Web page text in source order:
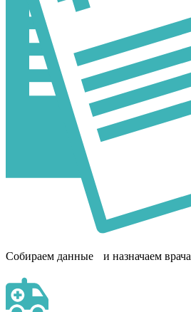
Собираем данные и назначаем врача